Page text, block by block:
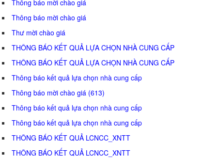
Thông báo mời chào giá
Thông báo mời chào giá
Thư mời chào giá
THÔNG BÁO KẾT QUẢ LỰA CHỌN NHÀ CUNG CẤP
THÔNG BÁO KẾT QUẢ LỰA CHỌN NHÀ CUNG CẤP
Thông báo kết quả lựa chọn nhà cung cấp
Thông báo mời chào giá (613)
Thông báo kết quả lựa chọn nhà cung cấp
Thông báo kết quả lựa chọn nhà cung cấp
THÔNG BÁO KẾT QUẢ LCNCC_XNTT
THÔNG BÁO KẾT QUẢ LCNCC_XNTT